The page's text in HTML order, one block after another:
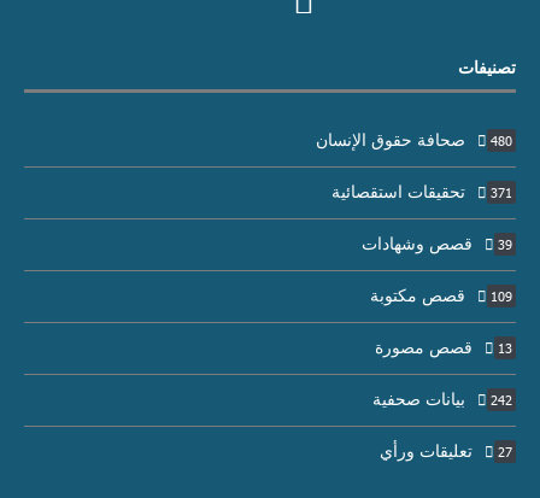
تصنيفات
صحافة حقوق الإنسان 480
تحقيقات استقصائية 371
قصص وشهادات 39
قصص مكتوبة 109
قصص مصورة 13
بيانات صحفية 242
تعليقات ورأي 27